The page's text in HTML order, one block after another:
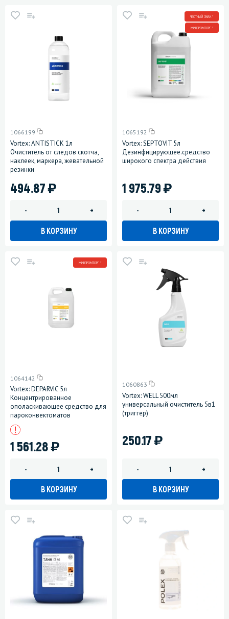
1066199
Vortex: ANTISTICK 1л
Очиститель от следов скотча,
наклеек, маркера, жевательной
резинки
494.87)
- +
В КОРЗИНУ
ЧЕСТНЫЙ ЗНАК *
МИНПРОМТОРГ *
1065192
Vortex: SEPTOVIT 5л
Дезинфицирующее.средство
широкого спектра действия
1 975.79)
- +
В КОРЗИНУ
МИНПРОМТОРГ *
1064142
Vortex: DEPARVIC 5л
Концентрированное
ополаскивающее средство для
пароконвектоматов
1 561.28)
- +
В КОРЗИНУ
1060863
Vortex: WELL 500мл
универсальный очиститель 5в1
(триггер)
250.17)
- +
В КОРЗИНУ